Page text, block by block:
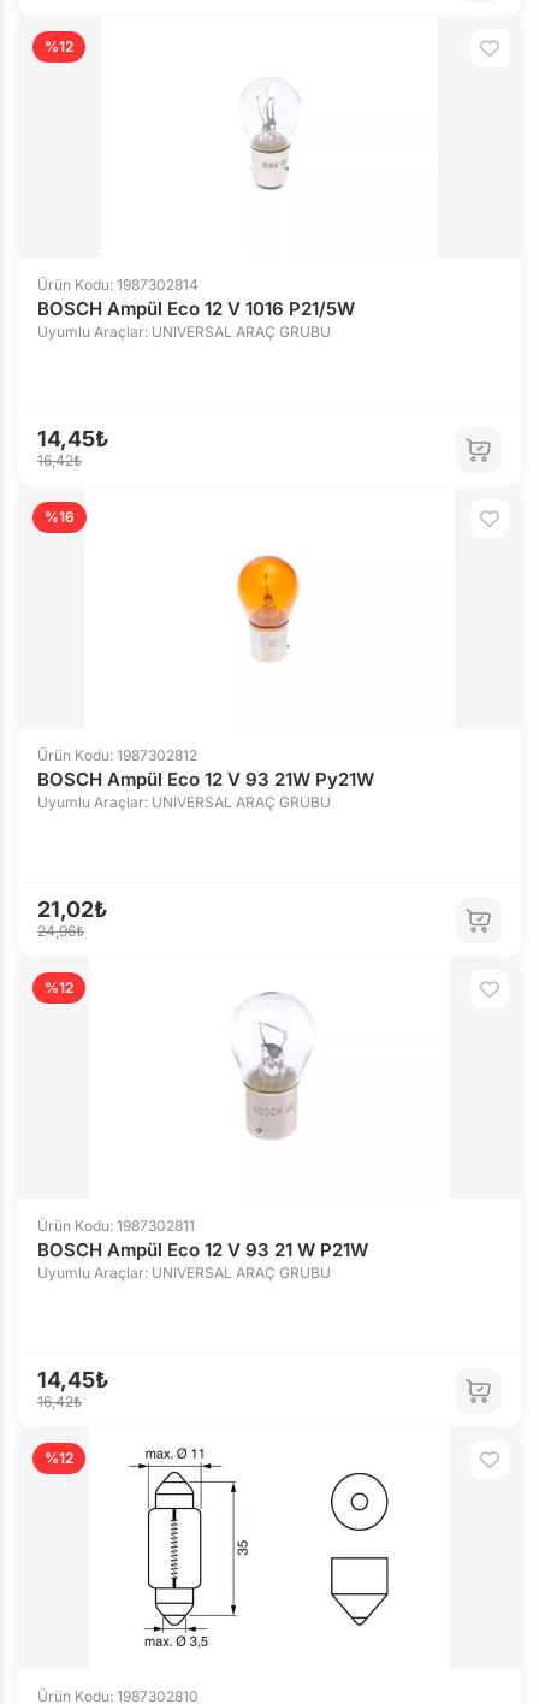
%12
Ürün Kodu: 1987302814
BOSCH Ampül Eco 12 V 1016 P21/5W
Uyumlu Araçlar: UNIVERSAL ARAÇ GRUBU
14,45₺
16,42₺
%16
Ürün Kodu: 1987302812
BOSCH Ampül Eco 12 V 93 21W Py21W
Uyumlu Araçlar: UNIVERSAL ARAÇ GRUBU
21,02₺
24,96₺
%12
Ürün Kodu: 1987302811
BOSCH Ampül Eco 12 V 93 21 W P21W
Uyumlu Araçlar: UNIVERSAL ARAÇ GRUBU
14,45₺
16,42₺
%12
Ürün Kodu: 1987302810